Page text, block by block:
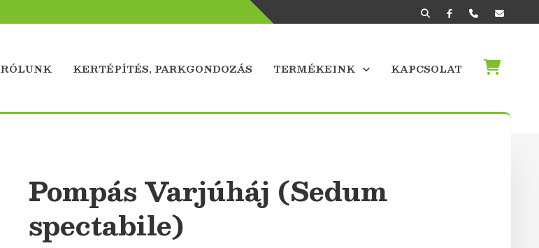
RÓLUNK KERTÉPÍTÉS, PARKGONDOZÁS TERMÉKEINK KAPCSOLAT
Pompás Varjúháj (Sedum
spectabile)